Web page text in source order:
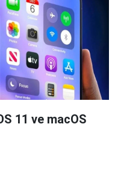
11 ve macOS